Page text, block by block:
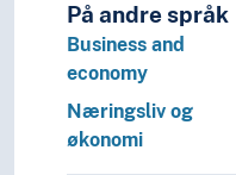
På andre språk
Business and
economy
Næringsliv og
økonomi